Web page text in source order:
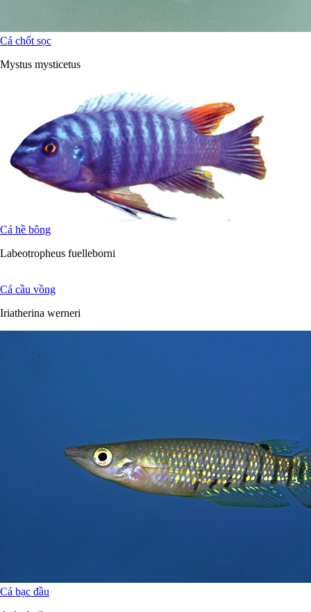
Cá chốt sọc
Mystus mysticetus
Cá hề bông
Labeotropheus fuelleborni